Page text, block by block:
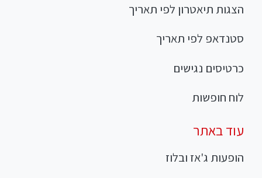
הצגות תיאטרון לפי תאריך
סטנדאפ לפי תאריך
כרטיסים נגישים
לוח חופשות
עוד באתר
הופעות ג'אז ובלוז